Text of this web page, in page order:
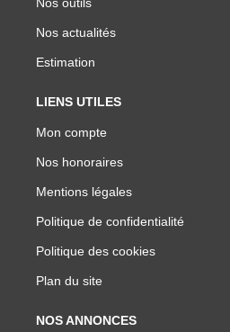
Nos actualités
Estimation
LIENS UTILES
Mon compte
Nos honoraires
Mentions légales
Politique de confidentialité
Politique des cookies
Plan du site
NOS ANNONCES